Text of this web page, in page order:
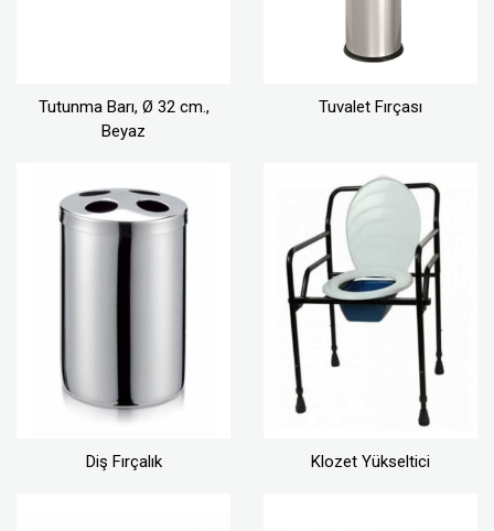
Tutunma Barı, Ø 32 cm.,
Beyaz
Tuvalet Fırçası
Diş Fırçalık Klozet Yükseltici